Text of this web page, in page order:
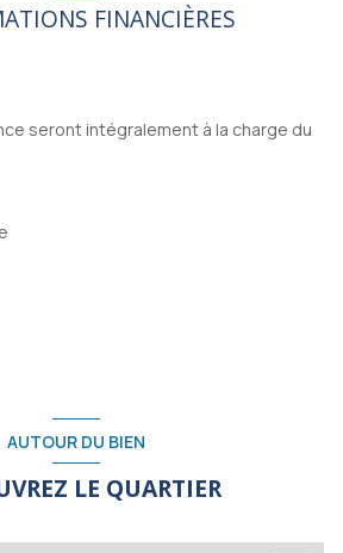
FINANCIÈRES
seront intégralement à la charge du
AUTOUR DU BIEN
LE QUARTIER